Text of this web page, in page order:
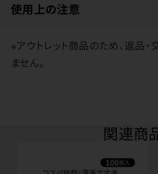
使用上の注意
※アウトレット商品のため、返品
ません。
関連商